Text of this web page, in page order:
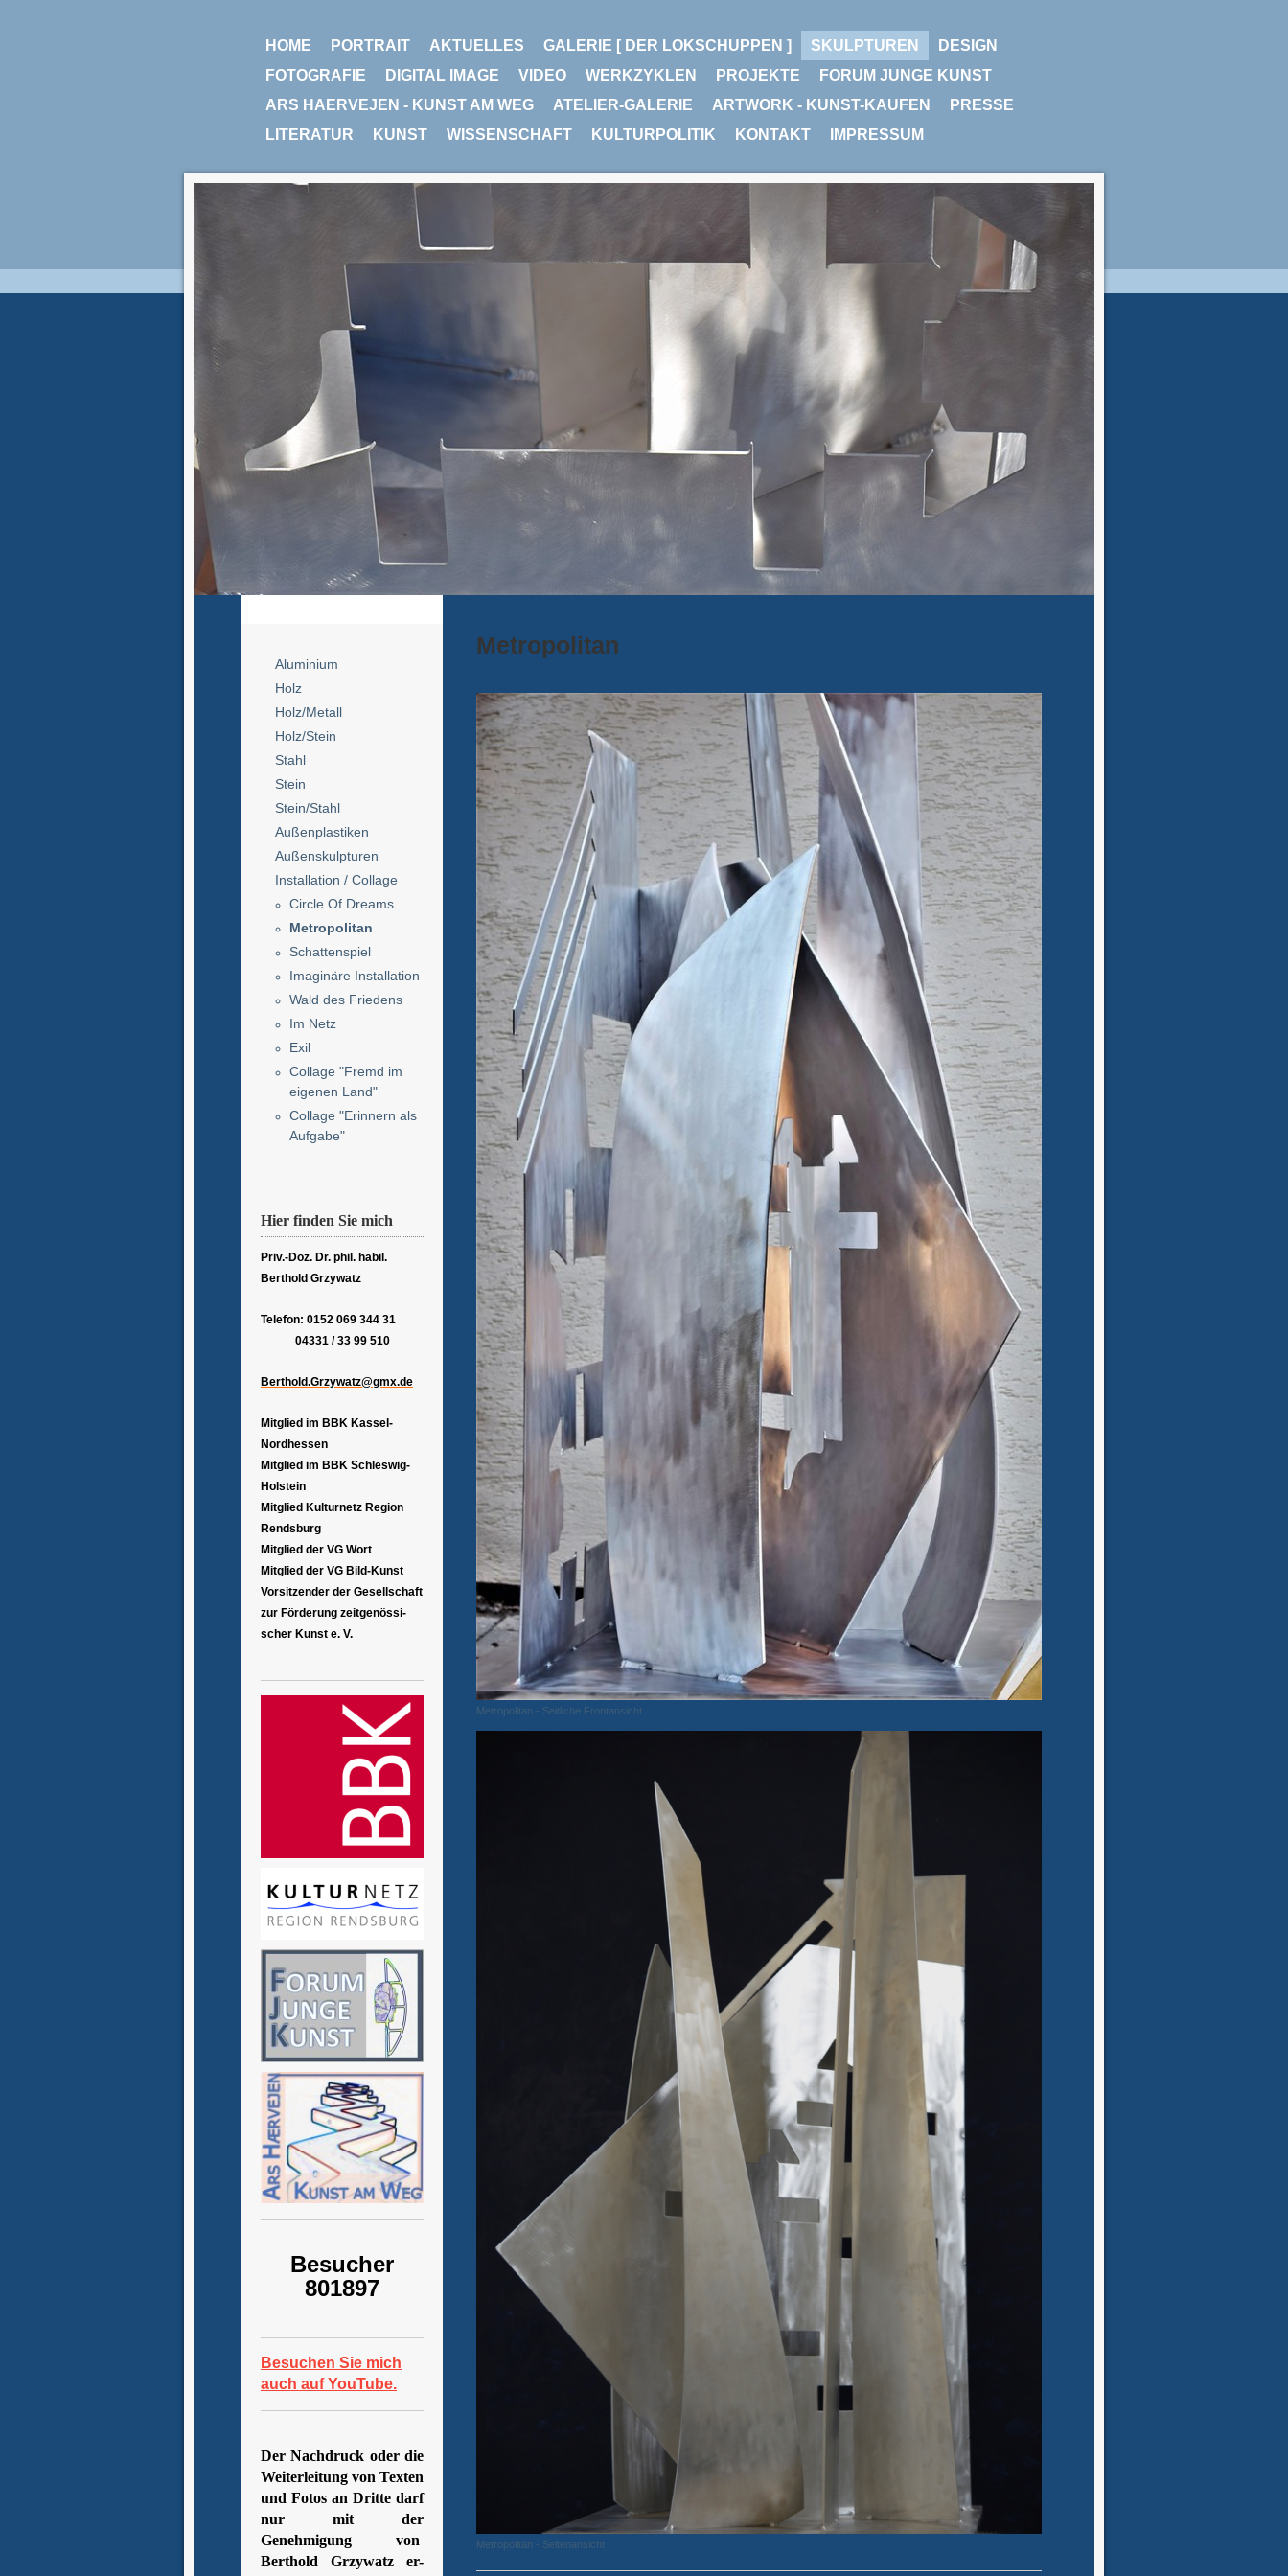
HOME PORTRAIT AKTUELLES GALERIE [ DER LOKSCHUPPEN ] SKULPTUREN
DESIGN
FOTOGRAFIE
DIGITAL IMAGE VIDEO WERKZYKLEN PROJEKTE
FORUM JUNGE KUNST
ARS HAERVEJEN - KUNST AM WEG
ATELIER-GALERIE ARTWORK - KUNST-KAUFEN
PRESSE
LITERATUR
KUNST WISSENSCHAFT KULTURPOLITIK KONTAKT IMPRESSUM
Aluminium
Holz
Holz/Metall
Holz/Stein
Stahl
Stein
Stein/Stahl
Außenplastiken
Außenskulpturen
Installation / Collage
Circle Of Dreams
Metropolitan
Schattenspiel
Imaginäre Installation
Wald des Friedens
Im Netz
Exil
Collage "Fremd im
eigenen Land"
Collage "Erinnern als
Aufgabe"
Hier finden Sie mich
Priv.-Doz. Dr. phil. habil.
Berthold Grzywatz
Telefon: 0152 069 344 31
04331 / 33 99 510
Berthold.Grzywatz@gmx.de
Mitglied im BBK Kassel-
Nordhessen
Mitglied im BBK Schleswig-
Holstein
Mitglied Kulturnetz Region
Rendsburg
Mitglied der VG Wort
Mitglied der VG Bild-Kunst
Vorsitzender der Gesellschaft
zur Förderung zeitgenössi-
scher Kunst e. V.
Besucher
801897
Besuchen Sie mich
auch auf YouTube.
Der Nachdruck oder die
Weiterleitung von Texten
und Fotos an Dritte darf
nur mit der
Genehmigung von
Berthold Grzywatz er-
Metropolitan
Metropolitan - Seitliche Frontansicht
Metropolitan - Seitenansicht